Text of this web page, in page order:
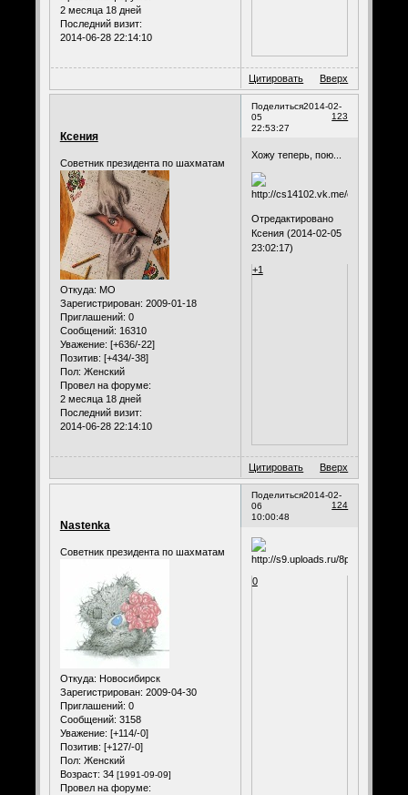
2 месяца 18 дней
Последний визит:
2014-06-28 22:14:10
Цитировать Вверх
Поделиться
123
2014-02-
05
22:53:27
Ксения
Советник президента по шахматам
Откуда: МО
Зарегистрирован: 2009-01-18
Приглашений: 0
Сообщений: 16310
Уважение: [+636/-22]
Позитив: [+434/-38]
Пол: Женский
Провел на форуме:
2 месяца 18 дней
Последний визит:
2014-06-28 22:14:10
Хожу теперь, пою...
Отредактировано
Ксения (2014-02-05
23:02:17)
+1
Цитировать Вверх
Поделиться
124
2014-02-
06
10:00:48
Nastenka
Советник президента по шахматам
Откуда: Новосибирск
Зарегистрирован: 2009-04-30
Приглашений: 0
Сообщений: 3158
Уважение: [+114/-0]
Позитив: [+127/-0]
Пол: Женский
Возраст: 34 [1991-09-09]
Провел на форуме:
0